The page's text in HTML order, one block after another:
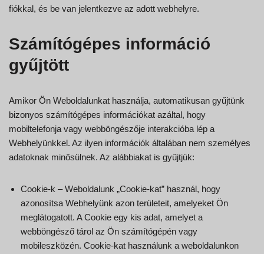
fiókkal, és be van jelentkezve az adott webhelyre.
Számítógépes információ
gyűjtött
Amikor Ön Weboldalunkat használja, automatikusan gyűjtünk
bizonyos számítógépes információkat azáltal, hogy
mobiltelefonja vagy webböngészője interakcióba lép a
Webhelyünkkel. Az ilyen információk általában nem személyes
adatoknak minősülnek. Az alábbiakat is gyűjtjük:
Cookie-k – Weboldalunk „Cookie-kat” használ, hogy
azonosítsa Webhelyünk azon területeit, amelyeket Ön
meglátogatott. A Cookie egy kis adat, amelyet a
webböngésző tárol az Ön számítógépén vagy
mobileszközén. Cookie-kat használunk a weboldalunkon